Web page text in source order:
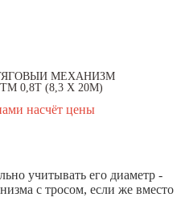
МЕХАНИЗМ
0,8Т (8,3 X 20М)
насчёт цены
учитывать его диаметр -
с тросом, если же вместо